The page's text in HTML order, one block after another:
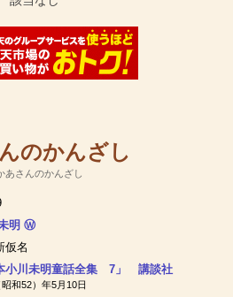
のかんざし
あさんのかんざし
明 Ⓦ
仮名
小川未明童話全集 7」 講談社
昭和52）年5月10日